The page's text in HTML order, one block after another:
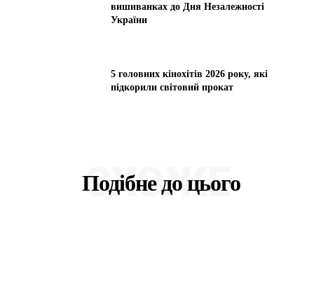
вишиванках до Дня Незалежності
України
5 головних кінохітів 2026 року, які
підкорили світовий прокат
Подібне до цього
СХОЖЕ